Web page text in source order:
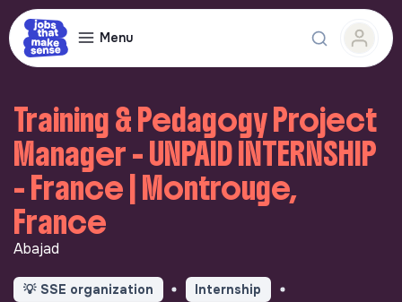
Menu
Training & Pedagogy Project
Manager - UNPAID INTERNSHIP
- France | Montrouge,
France
Abajad
💡 SSE organization
Internship